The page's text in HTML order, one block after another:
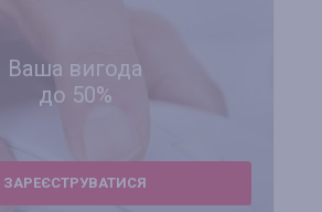
Ваша вигода
до 50%
ЗАРЕЄСТРУВАТИСЯ